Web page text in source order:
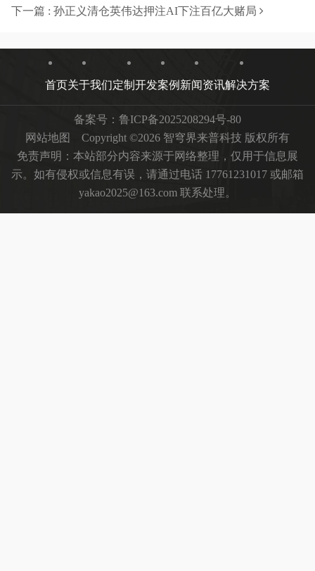
下一篇 : 孙正义清仓英伟达押注AI下注百亿大赌局
首页 关于我们定制开发案例 新闻资讯解决方案
备案号： 鲁ICP备2025208294号-80
网站地图
Copyright ©2026 智穹界来普科技 版权所有
免责声明：本站部分内容来源于网络整理，仅用于信息展
示。如有侵权或信息有误，请通过电话 17761231017 或邮箱
yakao2025@163.com 联系处理。